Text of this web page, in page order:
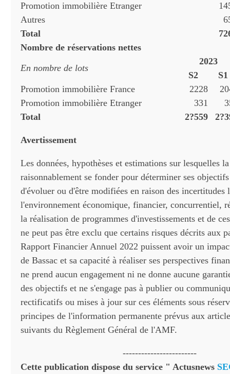
Promotion immobilière Etranger
Autres
Total
Nombre de réservations nettes
En nombre de lots
2023
S2
S1
Promotion immobilière France
2228
Promotion immobilière Etranger
331
Total
2?559
Avertissement
Les données, hypothèses et estimations sur lesquelles
raisonnablement se fonder pour déterminer ses
d'évoluer ou d'être modifiées en raison des incertitudes
l'environnement économique, financier, concurrentiel,
la réalisation de programmes d'investissements et de
ne peut pas être exclu que certains risques décrits aux
Rapport Financier Annuel 2022 puissent avoir un
de Bassac et sa capacité à réaliser ses perspectives
ne prend aucun engagement ni ne donne aucune
des objectifs et ne s'engage pas à publier ou
rectificatifs ou mises à jour sur ces éléments sous
principes de l'information permanente prévus aux
suivants du Règlement Général de l'AMF.
------------------------
Cette publication dispose du service " Actusnews